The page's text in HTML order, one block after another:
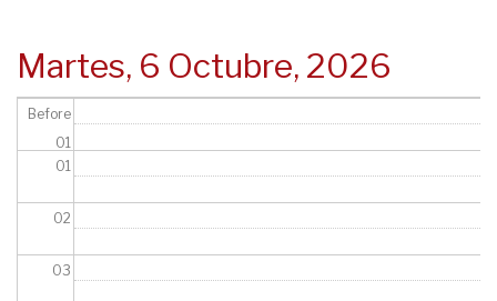
Martes, 6 Octubre, 2026
Before
01
01
02
03